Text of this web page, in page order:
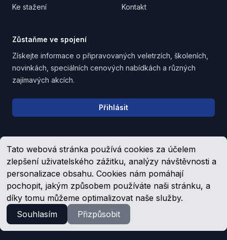
Tato webová stránka používá cookies za účelem
zlepšení uživatelského zážitku, analýzy návštěvnosti a
personalizace obsahu. Cookies nám pomáhají
pochopit, jakým způsobem používáte naši stránku, a
díky tomu můžeme optimalizovat naše služby.
Souhlasím
Přizpůsobit
Ke stažení Kontakt
Zůstaňme ve spojení
Získejte informace o připravovaných veletrzích, školeních,
novinkách, speciálních cenových nabídkách a různých
zajímavých akcích.
Email address Přihlásit
Upozornění pro věřitele, společníky a zaměstnance
FacebookYouTube
© 1992 -2026Schmachtl.cz, s.r.o.